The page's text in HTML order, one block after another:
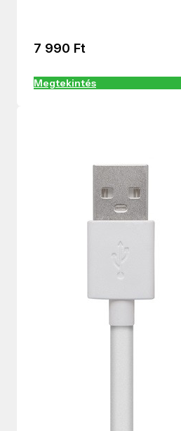
7 990 Ft
Megtekintés